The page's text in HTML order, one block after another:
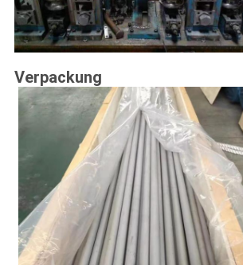
Verpackung